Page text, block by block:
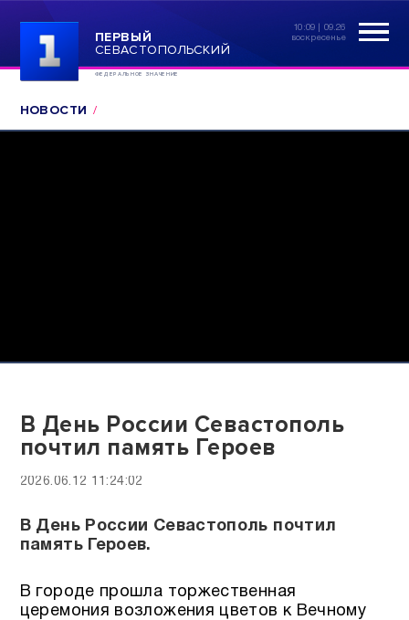
ПЕРВЫЙ
СЕВАСТОПОЛЬСКИЙ
ФЕДЕРАЛЬНОЕ ЗНАЧЕНИЕ
10:09 | 09.26
воскресенье
НОВОСТИ
В День России Севастополь
почтил память Героев
2026.06.12 11:24:02
В День России Севастополь почтил
память Героев.
В городе прошла торжественная
церемония возложения цветов к Вечному